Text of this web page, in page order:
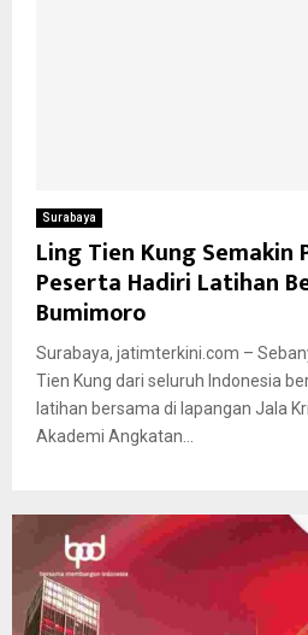
Surabaya
Ling Tien Kung Semakin
Peserta Hadiri Latihan
Bumimoro
Surabaya, jatimterkini.com –
Tien Kung dari seluruh Indonesia
latihan bersama di lapangan Jala
Akademi Angkatan...